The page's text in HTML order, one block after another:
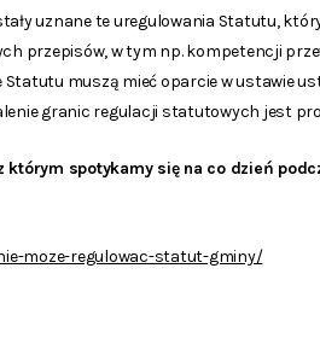
uznane te uregulowania Statutu,
przepisów, w tym np. kompetencji
muszą mieć oparcie w ustawie
granic regulacji statutowych jest
spotykamy się na co dzień
moze-regulowac-statut-gminy/